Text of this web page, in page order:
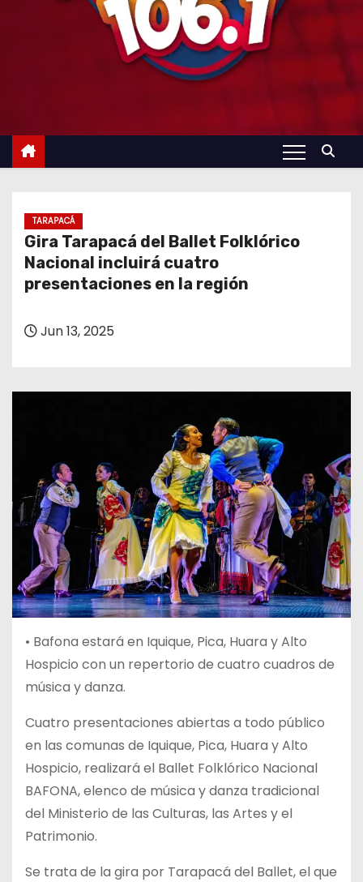
TARAPACÁ
Gira Tarapacá del Ballet Folklórico
Nacional incluirá cuatro
presentaciones en la región
Jun 13, 2025
• Bafona estará en Iquique, Pica, Huara y Alto
Hospicio con un repertorio de cuatro cuadros de
música y danza.
Cuatro presentaciones abiertas a todo público
en las comunas de Iquique, Pica, Huara y Alto
Hospicio, realizará el Ballet Folklórico Nacional
BAFONA, elenco de música y danza tradicional
del Ministerio de las Culturas, las Artes y el
Patrimonio.
Se trata de la gira por Tarapacá del Ballet, el que